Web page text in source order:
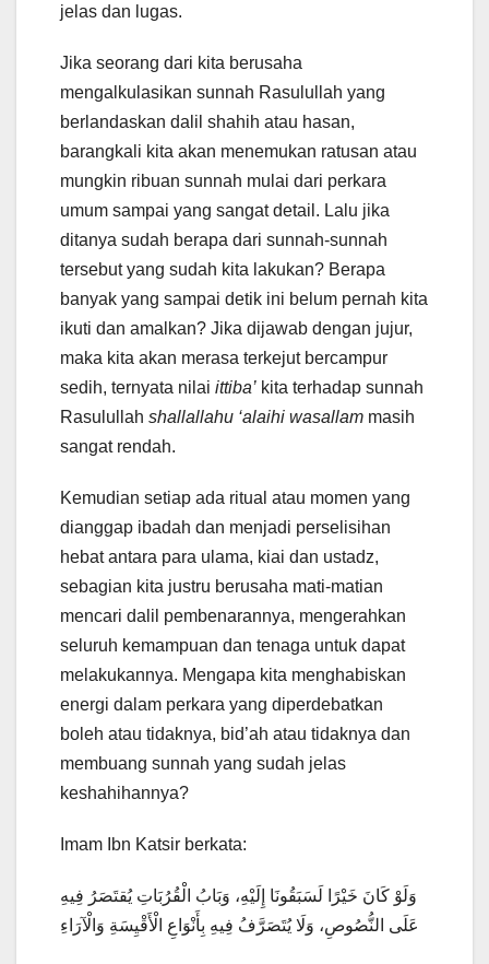
jelas dan lugas.
Jika seorang dari kita berusaha
mengalkulasikan sunnah Rasulullah yang
berlandaskan dalil shahih atau hasan,
barangkali kita akan menemukan ratusan atau
mungkin ribuan sunnah mulai dari perkara
umum sampai yang sangat detail. Lalu jika
ditanya sudah berapa dari sunnah-sunnah
tersebut yang sudah kita lakukan? Berapa
banyak yang sampai detik ini belum pernah kita
ikuti dan amalkan? Jika dijawab dengan jujur,
maka kita akan merasa terkejut bercampur
sedih, ternyata nilai ittiba’ kita terhadap sunnah
Rasulullah shallallahu ‘alaihi wasallam masih
sangat rendah.
Kemudian setiap ada ritual atau momen yang
dianggap ibadah dan menjadi perselisihan
hebat antara para ulama, kiai dan ustadz,
sebagian kita justru berusaha mati-matian
mencari dalil pembenarannya, mengerahkan
seluruh kemampuan dan tenaga untuk dapat
melakukannya. Mengapa kita menghabiskan
energi dalam perkara yang diperdebatkan
boleh atau tidaknya, bid’ah atau tidaknya dan
membuang sunnah yang sudah jelas
keshahihannya?
Imam Ibn Katsir berkata:
وَلَوْ كَانَ خَيْرًا لَسَبَقُونَا إِلَيْهِ، وَبَابُ الْقُرُبَاتِ يُقتَصَرُ فِيهِ
عَلَى النُّصُوصِ، وَلَا يُتَصَرَّفُ فِيهِ بِأَنْوَاعِ الْأَقْيِسَةِ وَالْآرَاءِ